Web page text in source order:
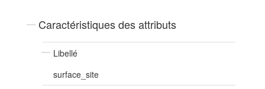
Caractéristiques des attributs
Libellé
surface_site